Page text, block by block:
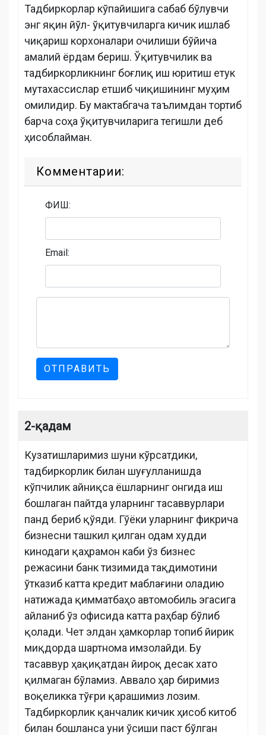
Тадбиркорлар кўпайишига сабаб бўлувчи
энг яқин йўл- ўқитувчиларга кичик ишлаб
чиқариш корхоналари очилиши бўйича
амалий ёрдам бериш. Ўқитувчилик ва
тадбиркорликнинг боғлиқ иш юритиш етук
мутахассислар етшиб чиқишининг муҳим
омилидир. Бу мактабгача таълимдан тортиб
барча соҳа ўқитувчиларига тегишли деб
ҳисоблайман.
Комментарии:
ФИШ:
Email:
ОТПРАВИТЬ
2-қадам
Кузатишларимиз шуни кўрсатдики,
тадбиркорлик билан шуғулланишда
кўпчилик айниқса ёшларнинг онгида иш
бошлаган пайтда уларнинг тасаввурлари
панд бериб қўяди. Гўёки уларнинг фикрича
бизнесни ташкил қилган одам худди
кинодаги қаҳрамон каби ўз бизнес
режасини банк тизимида тақдимотини
ўтказиб катта кредит маблағини оладию
натижада қимматбаҳо автомобиль эгасига
айланиб ўз офисида катта раҳбар бўлиб
қолади. Чет элдан ҳамкорлар топиб йирик
миқдорда шартнома имзолайди. Бу
тасаввур ҳақиқатдан йироқ десак хато
қилмаган бўламиз. Аввало ҳар биримиз
воқеликка тўғри қарашимиз лозим.
Тадбиркорлик қанчалик кичик ҳисоб китоб
билан бошланса уни ўсиши паст бўлган